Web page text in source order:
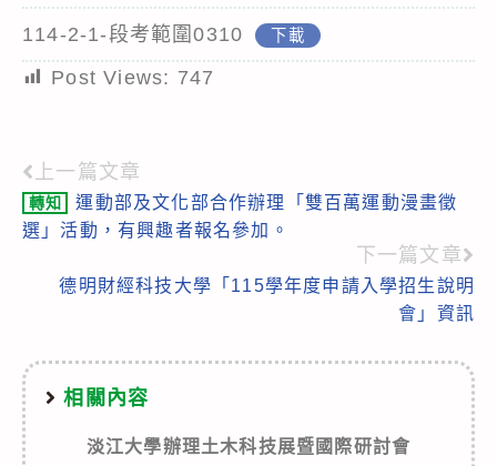
114-2-1-段考範圍0310 下載
Post Views: 747
Read
more
上一篇文章
轉知
運動部及文化部合作辦理「雙百萬運動漫畫徵
選」活動，有興趣者報名參加。
下一篇文章
德明財經科技大學「115學年度申請入學招生說明
會」資訊
相關內容
淡江大學辦理土木科技展暨國際研討會